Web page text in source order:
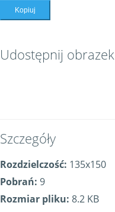
Kopiuj
Udostępnij obrazek
Szczegóły
Rozdzielczość: 135x150
Pobrań: 9
Rozmiar pliku: 8.2 KB